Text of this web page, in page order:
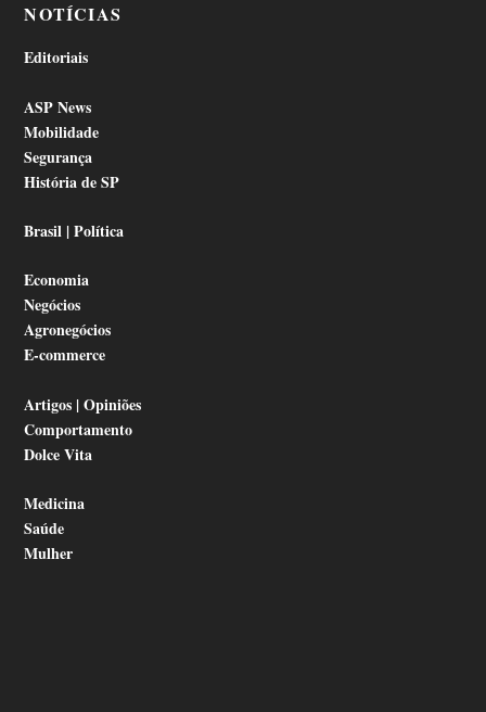
NOTÍCIAS
Editoriais
ASP News
Mobilidade
Segurança
História de SP
Brasil | Política
Economia
Negócios
Agronegócios
E-commerce
Artigos | Opiniões
Comportamento
Dolce Vita
Medicina
Saúde
Mulher